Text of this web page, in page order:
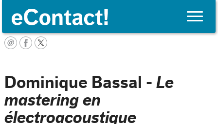
Toggle
Dominique Bassal -Le
mastering en
électroacoustique